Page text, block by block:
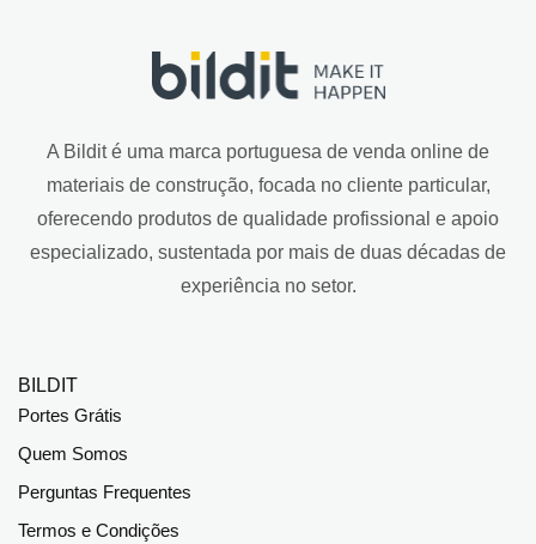
A Bildit é uma marca portuguesa de venda online de
materiais de construção, focada no cliente particular,
oferecendo produtos de qualidade profissional e apoio
especializado, sustentada por mais de duas décadas de
experiência no setor.
BILDIT
Portes Grátis
Quem Somos
Perguntas Frequentes
Termos e Condições